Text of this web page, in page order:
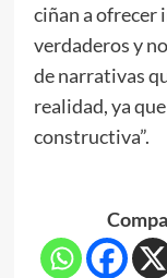
ciñan a ofrecer
verdaderos y
de narrativas
realidad, ya
constructiva”.